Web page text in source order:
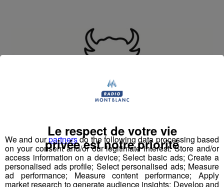
We and ourpartnersdo the following data processing based
on your consent and/or our legitimate interest: Store and/or
access information on a device; Select basic ads; Create a
personalised ads profile; Select personalised ads; Measure
ad performance; Measure content performance; Apply
market research to generate audience insights; Develop and
Le respect de votre vie
privée est notre priorité